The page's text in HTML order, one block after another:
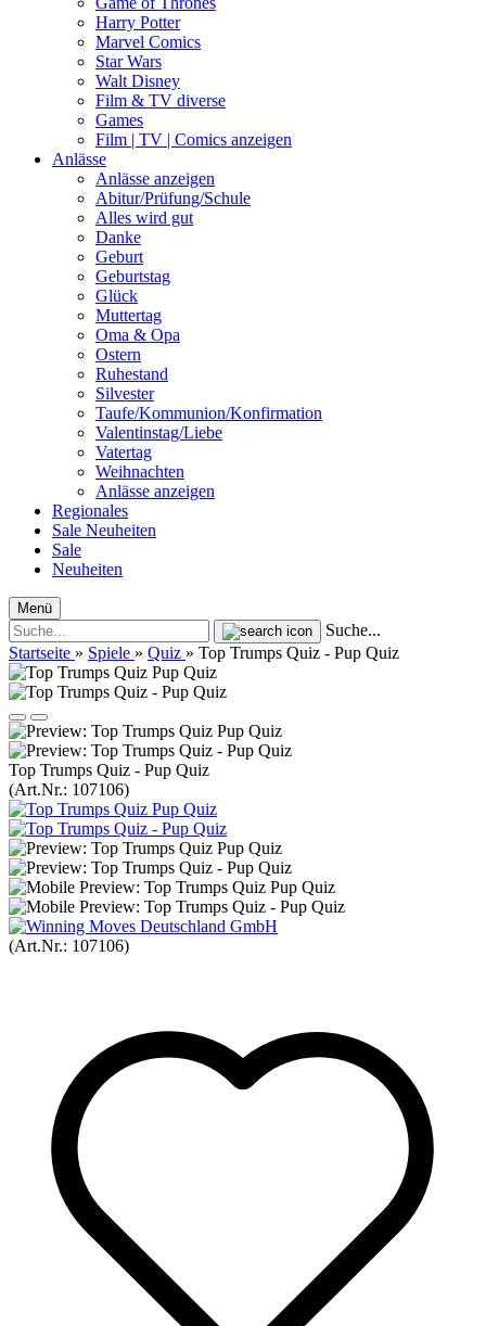
Harry Potter
Marvel Comics
Star Wars
Walt Disney
Film & TV diverse
Games
Film | TV | Comics anzeigen
Anlässe
Anlässe anzeigen
Abitur/Prüfung/Schule
Alles wird gut
Danke
Geburt
Geburtstag
Glück
Muttertag
Oma & Opa
Ostern
Ruhestand
Silvester
Taufe/Kommunion/Konfirmation
Valentinstag/Liebe
Vatertag
Weihnachten
Anlässe anzeigen
Regionales
Sale Neuheiten
Sale
Neuheiten
Menü
Suche...
Startseite » Spiele » Quiz » Top Trumps Quiz - Pup Quiz
Top Trumps Quiz - Pup Quiz
(Art.Nr.: 107106)
(Art.Nr.: 107106)